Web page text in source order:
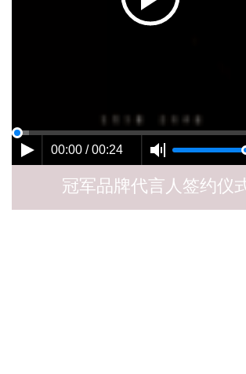
冠军品牌代言人签约仪
00:00 / 00:24